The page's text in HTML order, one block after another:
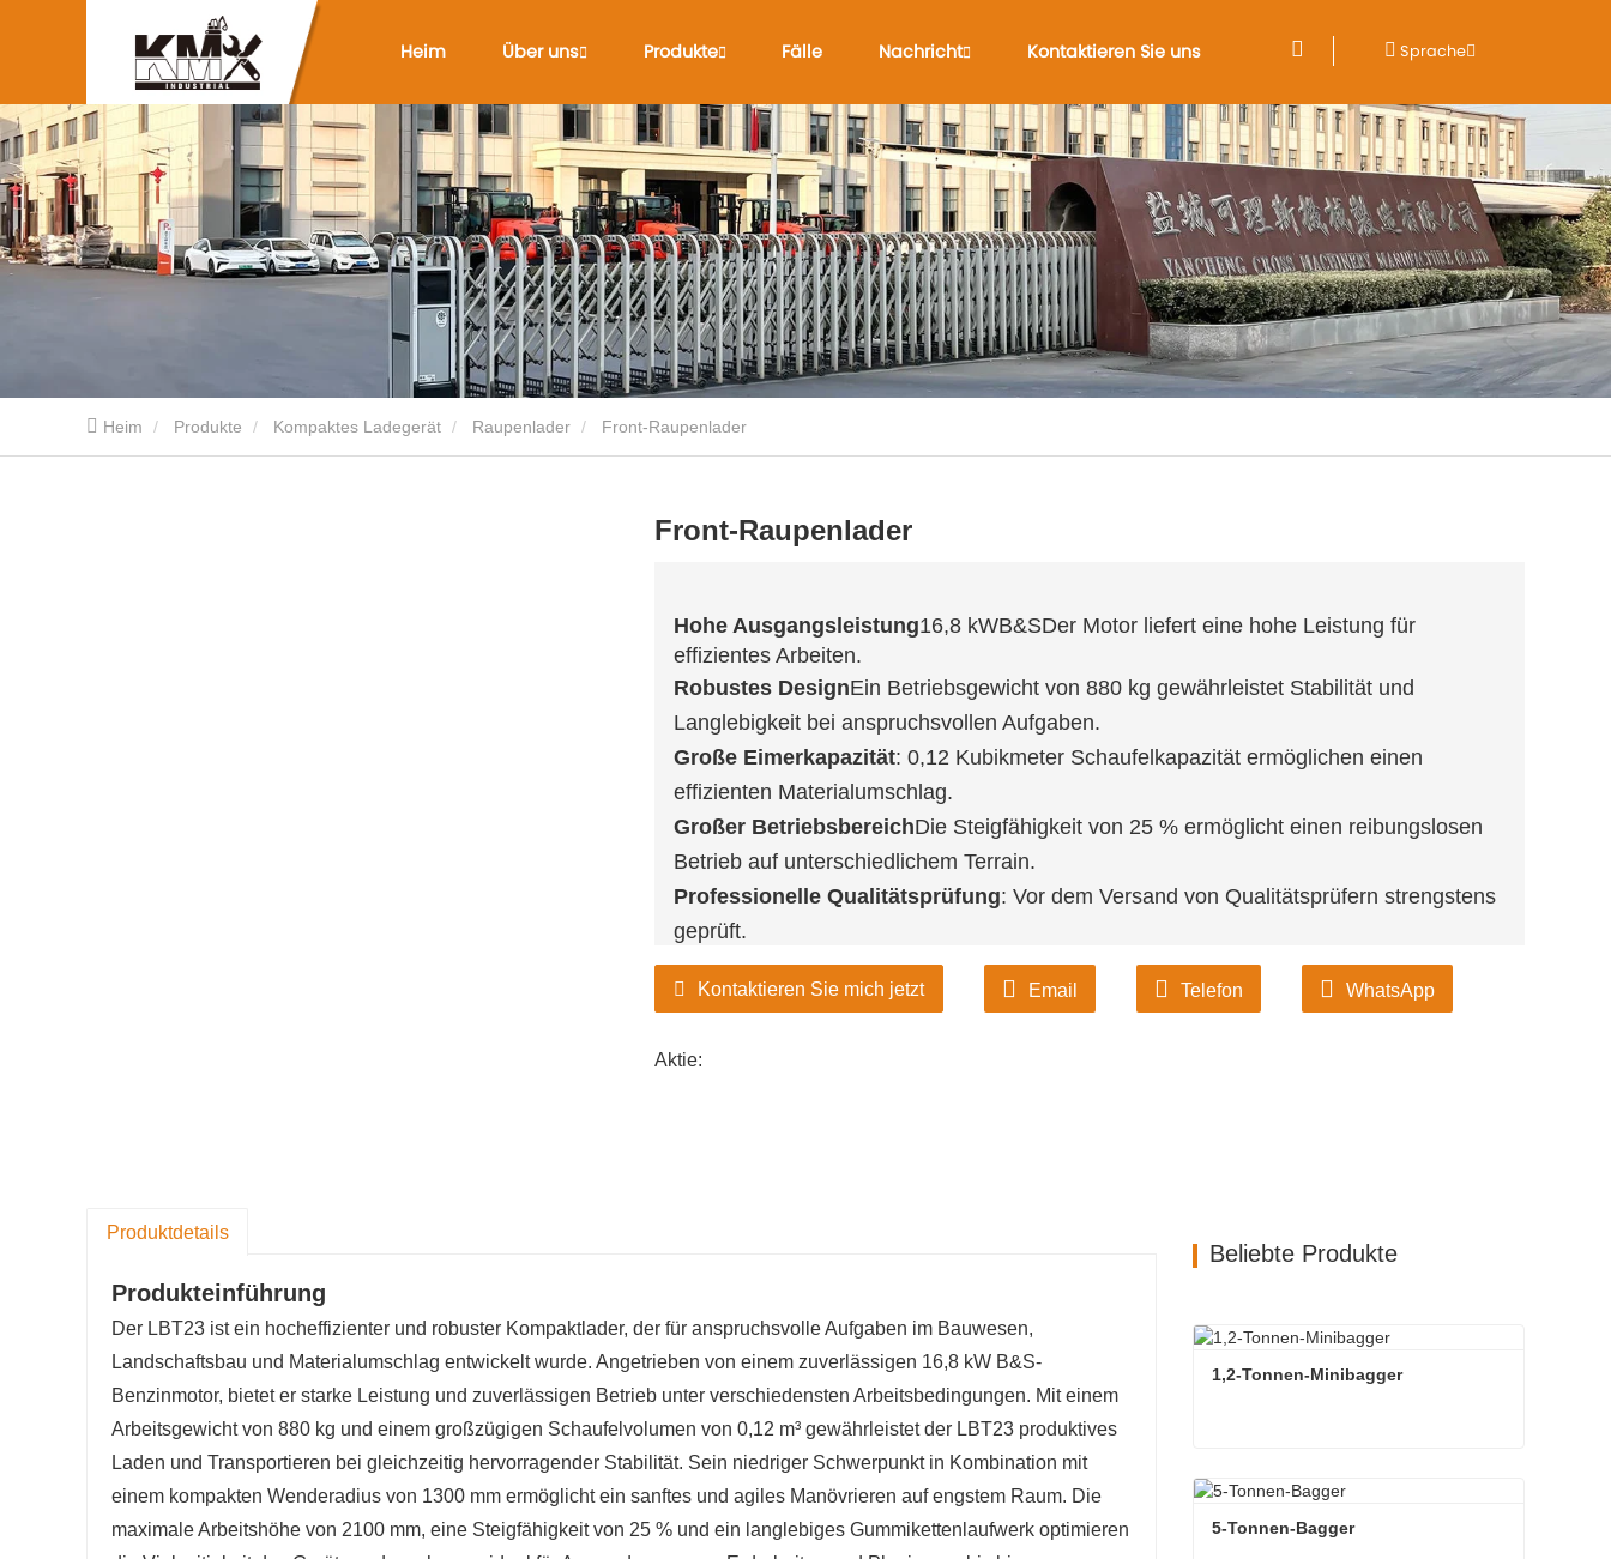
Heim Über uns Produkte Fälle Nachricht Kontaktieren Sie uns Sprache
Heim Produkte Kompaktes Ladegerät Raupenlader Front-Raupenlader
Front-Raupenlader
Hohe Ausgangsleistung16,8 kWB&SDer Motor liefert eine hohe Leistung für
effizientes Arbeiten.
Robustes DesignEin Betriebsgewicht von 880 kg gewährleistet Stabilität und
Langlebigkeit bei anspruchsvollen Aufgaben.
Große Eimerkapazität: 0,12 Kubikmeter Schaufelkapazität ermöglichen einen
effizienten Materialumschlag.
Großer BetriebsbereichDie Steigfähigkeit von 25 % ermöglicht einen reibungslosen
Betrieb auf unterschiedlichem Terrain.
Professionelle Qualitätsprüfung: Vor dem Versand von Qualitätsprüfern strengstens
geprüft.
Kontaktieren Sie mich jetzt Email Telefon WhatsApp
Aktie:
Produktdetails
Produkteinführung
Der LBT23 ist ein hocheffizienter und robuster Kompaktlader, der für anspruchsvolle Aufgaben im Bauwesen,
Landschaftsbau und Materialumschlag entwickelt wurde. Angetrieben von einem zuverlässigen 16,8 kW B&S-
Benzinmotor, bietet er starke Leistung und zuverlässigen Betrieb unter verschiedensten Arbeitsbedingungen. Mit einem
Arbeitsgewicht von 880 kg und einem großzügigen Schaufelvolumen von 0,12 m³ gewährleistet der LBT23 produktives
Laden und Transportieren bei gleichzeitig hervorragender Stabilität. Sein niedriger Schwerpunkt in Kombination mit
einem kompakten Wenderadius von 1300 mm ermöglicht ein sanftes und agiles Manövrieren auf engstem Raum. Die
maximale Arbeitshöhe von 2100 mm, eine Steigfähigkeit von 25 % und ein langlebiges Gummikettenlaufwerk optimieren
Beliebte Produkte
1,2-Tonnen-Minibagger
1,2-Tonnen-Minibagger
Kontaktieren Sie mich jetzt
5-Tonnen-Bagger